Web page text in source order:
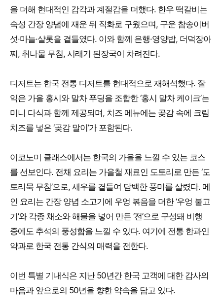
을 더해 현대적인 감각과 계절감을 더했다. 한우 떡갈비는
숙성 간장 양념에 재운 뒤 직화로 구웠으며, 구운 참송이버
섯·마늘·샬롯을 곁들였다. 이와 함께 은행·영양밥, 더덕장아
찌, 취나물 무침, 시래기 된장국이 차려진다.
디저트는 한국 전통 디저트를 현대적으로 재해석했다. 잘
익은 가을 홍시와 말차 푸딩을 조합한 ‘홍시 말차 케이크’는
미니 다식과 함께 제공되며, 치즈 메뉴에는 곶감 속에 크림
치즈를 넣은 ‘곶감 말이’가 포함된다.
이코노미 클래스에서는 한국의 가을을 느낄 수 있는 코스
를 선보인다. 전채 요리는 가을철 재료인 도토리로 만든 ‘도
토리묵 무침’으로, 새우를 곁들여 담백한 풍미를 살렸다. 메
인 요리는 간장 양념 소고기에 우엉 볶음을 더한 ‘우엉 불고
기’와 각종 채소와 해물을 넣어 만든 ‘전’으로 구성돼 비행
중에도 추석의 풍성함을 느낄 수 있다. 여기에 전통 한과인
약과로 한국 전통 간식의 매력을 전한다.
이번 특별 기내식은 지난 50년간 한국 고객에 대한 감사의
마음과 앞으로의 50년을 향한 약속을 담고 있다.